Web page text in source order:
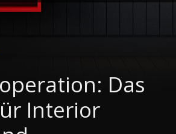
Das
Interior